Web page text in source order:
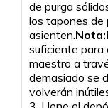
de purga
los tapones de
asienten. Nota:
suficiente para
maestro a
demasiado se
volverán